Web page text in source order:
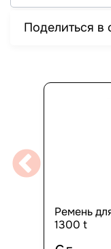
Поделиться в
Ремень
1300 t